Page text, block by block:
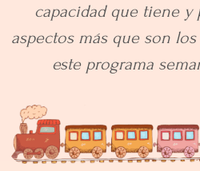
capacidad que tiene
aspectos más que son
este programa